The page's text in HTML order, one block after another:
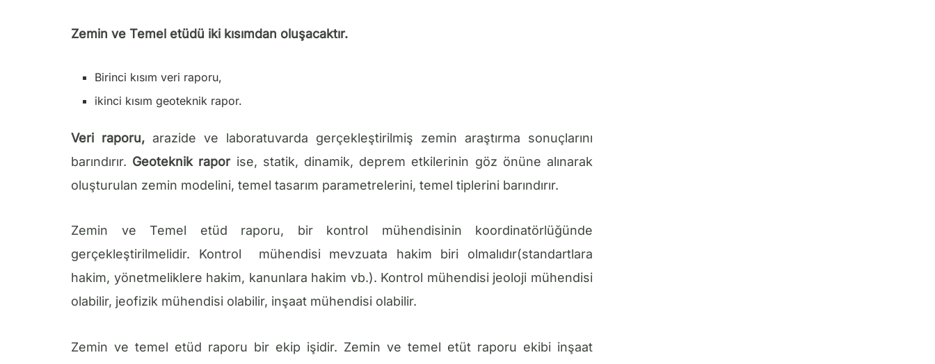
Zemin ve Temel etüdü iki kısımdan oluşacaktır.
Birinci kısım veri raporu,
ikinci kısım geoteknik rapor.
Veri raporu, arazide ve laboratuvarda gerçekleştirilmiş zemin araştırma sonuçlarını
barındırır. Geoteknik raporise, statik, dinamik, deprem etkilerinin göz önüne alınarak
oluşturulan zemin modelini, temel tasarım parametrelerini, temel tiplerini barındırır.
Zemin ve Temel etüd raporu, bir kontrol mühendisinin koordinatörlüğünde
gerçekleştirilmelidir. Kontrol mühendisi mevzuata hakim biri olmalıdır(standartlara
hakim, yönetmeliklere hakim, kanunlara hakim vb.). Kontrol mühendisi jeoloji mühendisi
olabilir, jeofizik mühendisi olabilir, inşaat mühendisi olabilir.
Zemin ve temel etüd raporu bir ekip işidir. Zemin ve temel etüt raporu ekibi inşaat